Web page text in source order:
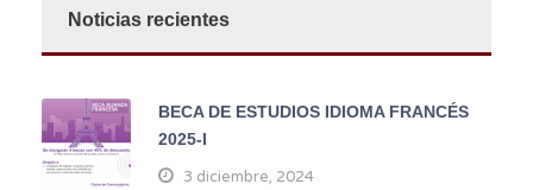
Noticias recientes
BECA DE ESTUDIOS IDIOMA FRANCÉS
2025-I
3 diciembre, 2024